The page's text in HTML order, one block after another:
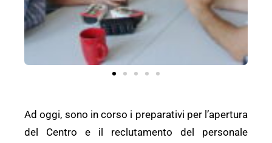
Ad oggi, sono in corso i preparativi per l’apertura
del Centro e il reclutamento del personale